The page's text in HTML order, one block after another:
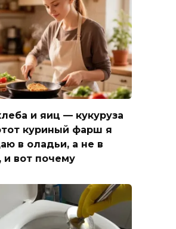
и яиц — кукуруза
куриный фарш я
в оладьи, а не в
и вот почему